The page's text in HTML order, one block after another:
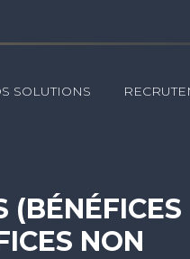
SOLUTIONS
(BÉNÉFICES
NON